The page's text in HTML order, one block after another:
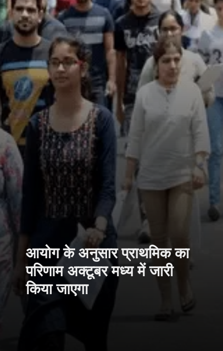
आयोग के अनुसार प्राथमिक का
परिणाम अक्टूबर मध्य में जारी
किया जाएगा